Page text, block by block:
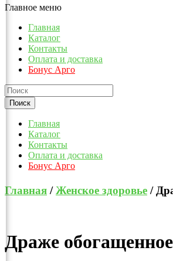
Главное меню
Главная
Каталог
Контакты
Оплата и доставка
Бонус Арго
Главная
Каталог
Контакты
Оплата и доставка
Бонус Арго
Главная /Женское здоровье /
Драже